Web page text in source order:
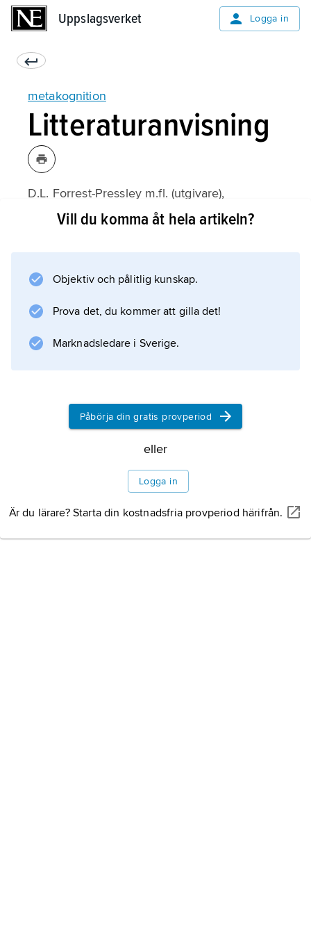
Uppslagsverket Logga in
metakognition
Litteraturanvisning
D.L. Forrest-Pressley m.fl. (utgivare),
Metacognition, Cognition and Human
Information om artikeln
Vill du komma åt hela artikeln?
Objektiv och pålitlig kunskap.
Prova det, du kommer att gilla det!
Marknadsledare i Sverige.
Påbörja din gratis provperiod
eller
Logga in
Är du lärare? Starta din kostnadsfria provperiod härifrån.